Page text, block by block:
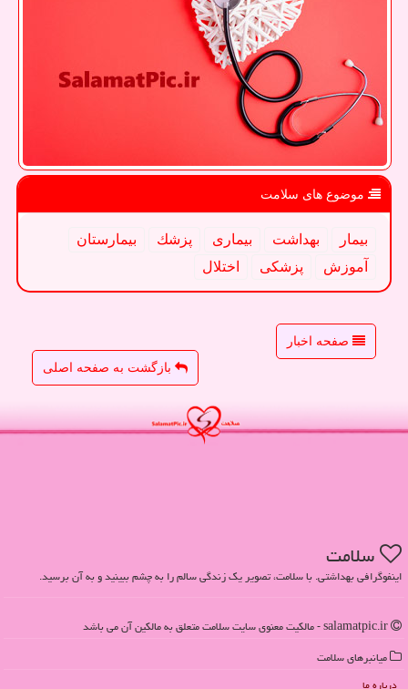
موضوع های سلامت
بیمار بهداشت بیماری پزشك
بیمارستان
آموزش
پزشكی اختلال
صفحه اخبار
بازگشت به صفحه اصلی
سلامت
اینفوگرافی بهداشتی. با سلامت، تصویر یک زندگی سالم را به چشم ببینید و به آن برسید.
میانبرهای سلامت
درباره ما